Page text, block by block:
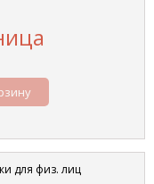
для физ. лиц